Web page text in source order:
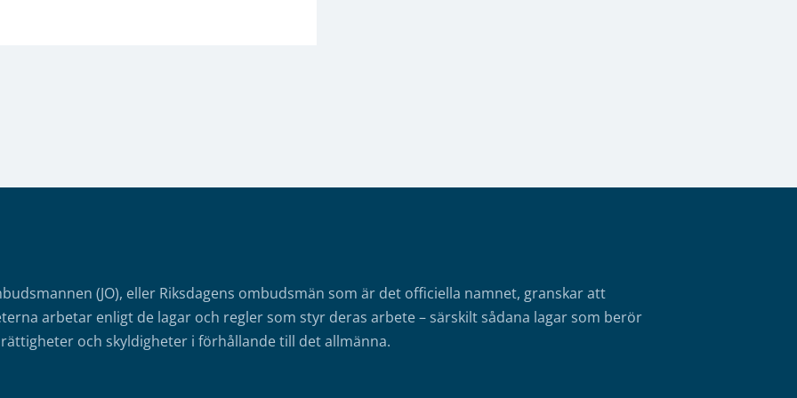
(JO), eller Riksdagens ombudsmän som är det officiella namnet, granskar att
arbetar enligt de lagar och regler som styr deras arbete – särskilt sådana lagar som berör
och skyldigheter i förhållande till det allmänna.